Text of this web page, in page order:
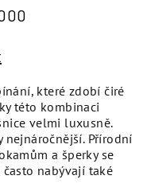
které zdobí čiré
této kombinaci
velmi luxusně.
nejnáročnější. Přírodní
a šperky se
nabývají také